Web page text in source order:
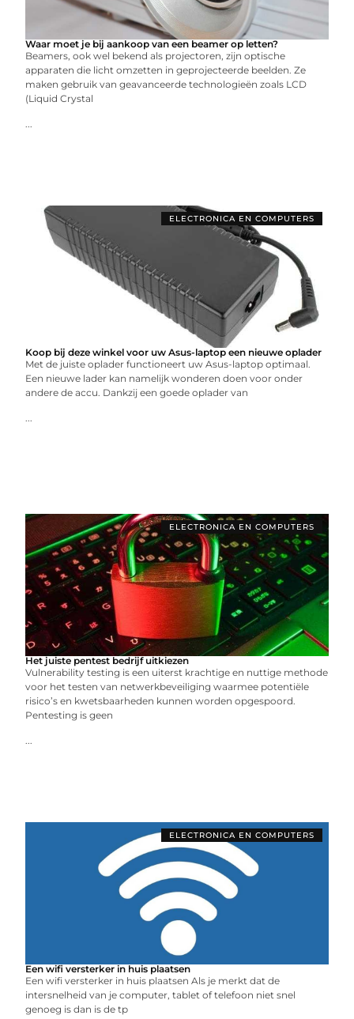
Waar moet je bij aankoop van een beamer op letten?
Beamers, ook wel bekend als projectoren, zijn optische
apparaten die licht omzetten in geprojecteerde beelden. Ze
maken gebruik van geavanceerde technologieën zoals LCD
(Liquid Crystal
...
ELECTRONICA EN COMPUTERS
Koop bij deze winkel voor uw Asus-laptop een nieuwe oplader
Met de juiste oplader functioneert uw Asus-laptop optimaal.
Een nieuwe lader kan namelijk wonderen doen voor onder
andere de accu. Dankzij een goede oplader van
...
ELECTRONICA EN COMPUTERS
Het juiste pentest bedrijf uitkiezen
Vulnerability testing is een uiterst krachtige en nuttige methode
voor het testen van netwerkbeveiliging waarmee potentiële
risico’s en kwetsbaarheden kunnen worden opgespoord.
Pentesting is geen
...
ELECTRONICA EN COMPUTERS
Een wifi versterker in huis plaatsen
Een wifi versterker in huis plaatsen Als je merkt dat de
intersnelheid van je computer, tablet of telefoon niet snel
genoeg is dan is de tp